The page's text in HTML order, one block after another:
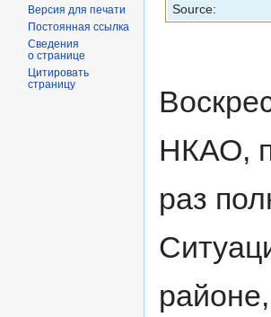
Source:
НКАО,
раз
Версия для печати
Постоянная ссылка
Сведения
о странице
Цитировать
страницу